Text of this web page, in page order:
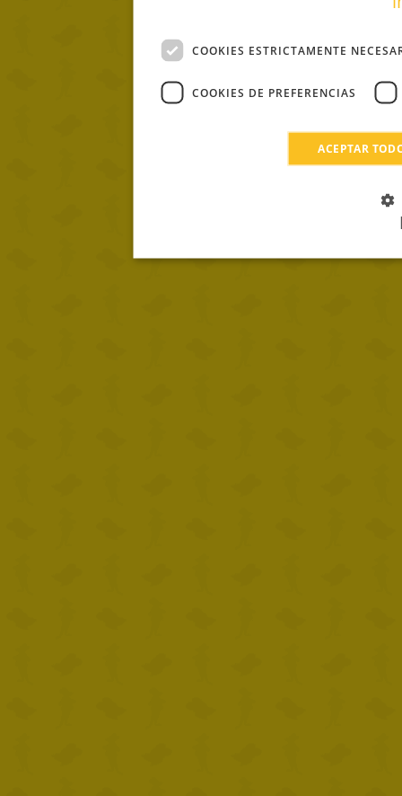
COOKIES ESTRICTAMENTE
COOKIES DE PREFERENCIAS
ACEPTAR